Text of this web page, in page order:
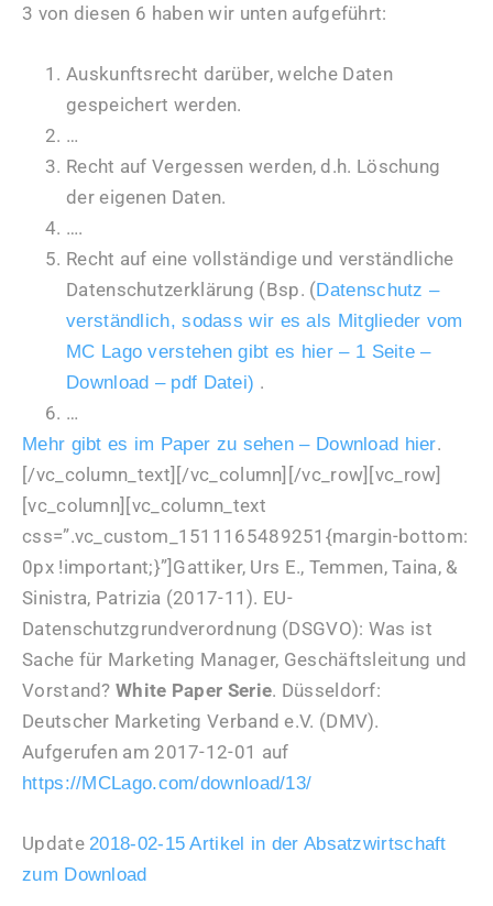
3 von diesen 6 haben wir unten aufgeführt:
Auskunftsrecht darüber, welche Daten
gespeichert werden.
…
Recht auf Vergessen werden, d.h. Löschung
der eigenen Daten.
….
Recht auf eine vollständige und verständliche
Datenschutzerklärung (Bsp. (Datenschutz –
verständlich, sodass wir es als Mitglieder vom
MC Lago verstehen gibt es hier – 1 Seite –
Download – pdf Datei) .
…
Mehr gibt es im Paper zu sehen – Download hier.
[/vc_column_text][/vc_column][/vc_row][vc_row]
[vc_column][vc_column_text
css=”.vc_custom_1511165489251{margin-bottom:
0px !important;}”]Gattiker, Urs E., Temmen, Taina, &
Sinistra, Patrizia (2017-11). EU-
Datenschutzgrundverordnung (DSGVO): Was ist
Sache für Marketing Manager, Geschäftsleitung und
Vorstand?White Paper Serie. Düsseldorf:
Deutscher Marketing Verband e.V. (DMV).
Aufgerufen am 2017-12-01 auf
https://MCLago.com/download/13/
Update 2018-02-15 Artikel in der Absatzwirtschaft
zum Download